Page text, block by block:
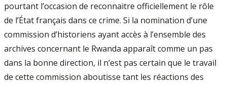
pourtant l’occasion de reconnaitre officiellement le rôle
de l’État français dans ce crime. Si la nomination d’une
commission d’historiens ayant accès à l’ensemble des
archives concernant le Rwanda apparaît comme un pas
dans la bonne direction, il n’est pas certain que le travail
de cette commission aboutisse tant les réactions des